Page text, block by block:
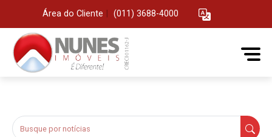
Área do Cliente (011) 3688-4000